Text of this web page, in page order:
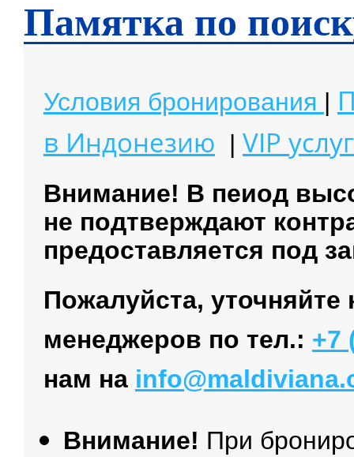
Памятка по
Условия бронирования |
в Индонезию | VIP
Внимание! В пеиод
не подтверждают
предоставляется под
Пожалуйста,
менеджеров по тел.: +7
нам на
Внимание! При